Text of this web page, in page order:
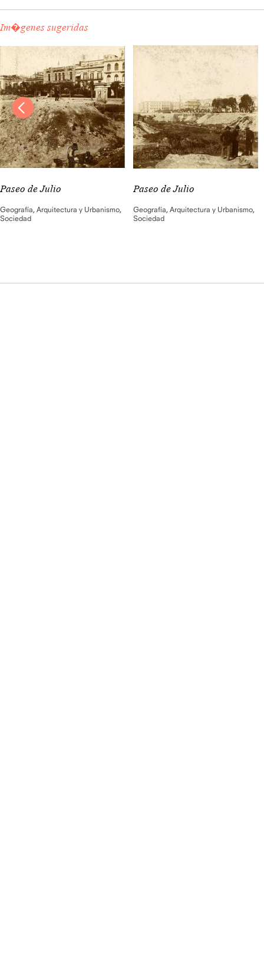
Im�genes sugeridas
Paseo de Julio
Geografía, Arquitectura y Urbanismo,
Sociedad
Paseo de Julio
Geografía, Arquitectura y Urbanismo,
Sociedad